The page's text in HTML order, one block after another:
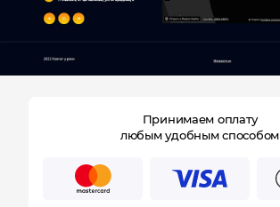
Принимаем оплату
любым удобным способом